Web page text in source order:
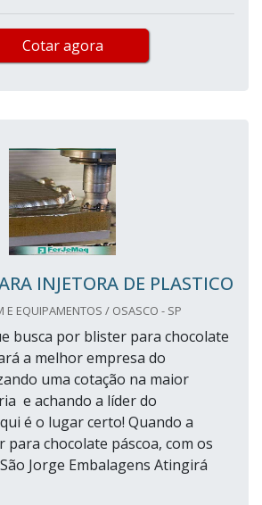
Cotar agora
INJETORA DE PLASTICO
E EQUIPAMENTOS / OSASCO - SP
busca por blister para chocolate
a melhor empresa do
uma cotação na maior
e achando a líder do
é o lugar certo! Quando a
para chocolate páscoa, com os
Jorge Embalagens Atingirá